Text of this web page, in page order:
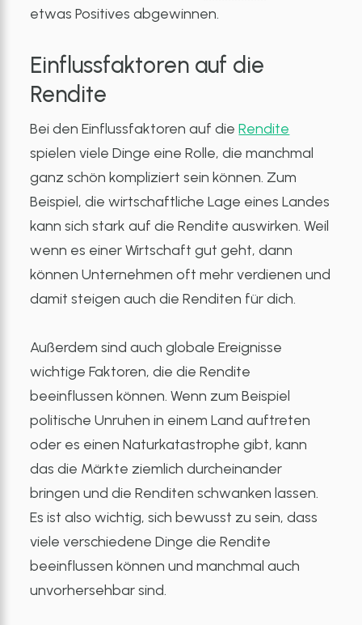
etwas Positives abgewinnen.
Einflussfaktoren auf die
Rendite
Bei den Einflussfaktoren auf dieRendite
spielen viele Dinge eine Rolle, die manchmal
ganz schön kompliziert sein können. Zum
Beispiel, die wirtschaftliche Lage eines Landes
kann sich stark auf die Rendite auswirken. Weil
wenn es einer Wirtschaft gut geht, dann
können Unternehmen oft mehr verdienen und
damit steigen auch die Renditen für dich.
Außerdem sind auch globale Ereignisse
wichtige Faktoren, die die Rendite
beeinflussen können. Wenn zum Beispiel
politische Unruhen in einem Land auftreten
oder es einen Naturkatastrophe gibt, kann
das die Märkte ziemlich durcheinander
bringen und die Renditen schwanken lassen.
Es ist also wichtig, sich bewusst zu sein, dass
viele verschiedene Dinge die Rendite
beeinflussen können und manchmal auch
unvorhersehbar sind.